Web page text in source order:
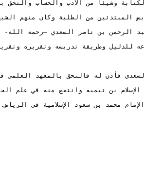
محمد بن سعود الإسلامية في الرياض.